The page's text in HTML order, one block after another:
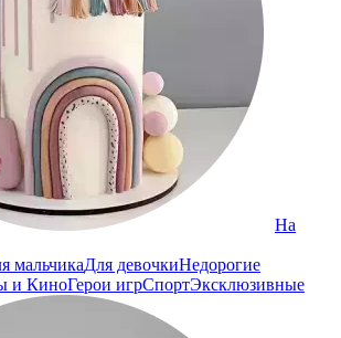
На
мальчикаДля девочкиНедорогие
и КиноГерои игрСпортЭксклюзивные